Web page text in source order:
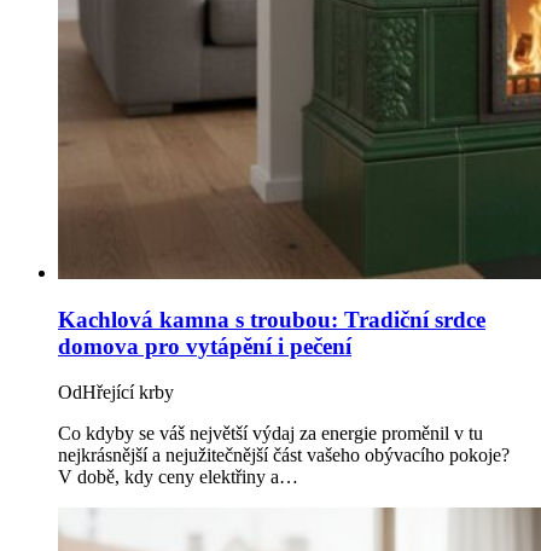
Kachlová kamna s troubou: Tradiční srdce
domova pro vytápění i pečení
OdHřející krby
Co kdyby se váš největší výdaj za energie proměnil v tu
nejkrásnější a nejužitečnější část vašeho obývacího pokoje?
V době, kdy ceny elektřiny a…